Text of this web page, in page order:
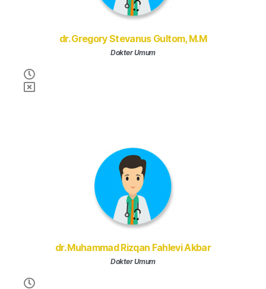
dr. Gregory Stevanus Gultom, M.M
Dokter Umum
dr. Muhammad Rizqan Fahlevi Akbar
Dokter Umum